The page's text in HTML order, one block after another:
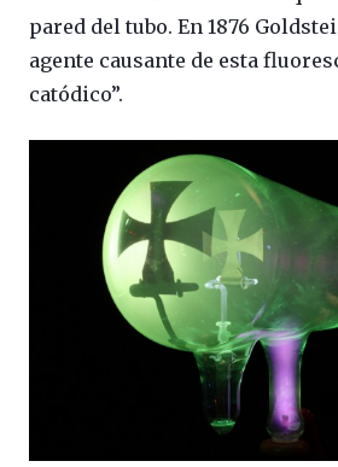
pared del tubo. En 1876
agente causante de esta
catódico”.